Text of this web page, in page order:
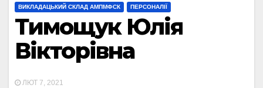
ВИКЛАДАЦЬКИЙ СКЛАД АМПМФСК ПЕРСОНАЛІЇ
Тимощук Юлія
Вікторівна
ЛЮТ 7, 2021